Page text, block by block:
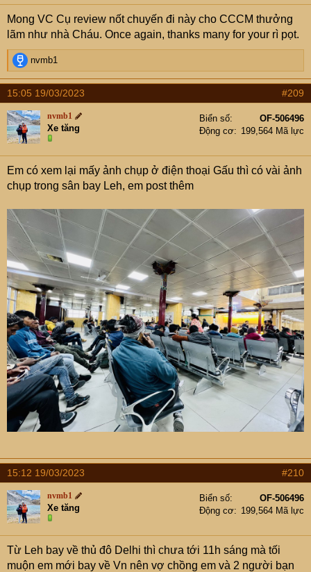
s
:
Mong VC Cụ review nốt chuyến đi này cho CCCM thưởng
lãm như nhà Cháu. Once again, thanks many for your rì pọt.
R
e
a
c
t
i
o
n
s
:
nvmb1
15:05 19/03/2023 #209
nvmb1
Xe tăng
Biển số
OF-506496
Động cơ
199,564 Mã lực
Em có xem lại mấy ảnh chụp ở điện thoại Gấu thì có vài ảnh
chụp trong sân bay Leh, em post thêm
15:12 19/03/2023 #210
nvmb1
Xe tăng
Biển số
OF-506496
Động cơ
199,564 Mã lực
Từ Leh bay về thủ đô Delhi thì chưa tới 11h sáng mà tối
muộn em mới bay về Vn nên vợ chồng em và 2 người bạn